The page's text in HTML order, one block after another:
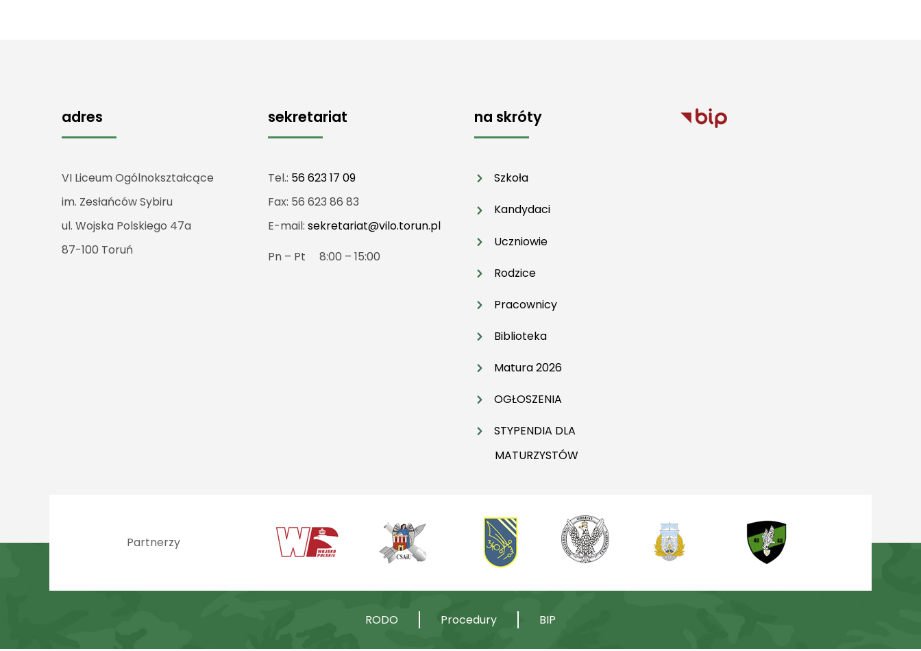
adres
VI Liceum Ogólnokształcące
im. Zesłańców Sybiru
ul. Wojska Polskiego 47a
87-100 Toruń
sekretariat
Tel.: 56 623 17 09
Fax: 56 623 86 83
E-mail: sekretariat@vilo.torun.pl
Pn – Pt 8:00 – 15:00
na skróty
Szkoła
Kandydaci
Uczniowie
Rodzice
Pracownicy
Biblioteka
Matura 2026
OGŁOSZENIA
STYPENDIA DLA
MATURZYSTÓW
Partnerzy
RODO Procedury BIP